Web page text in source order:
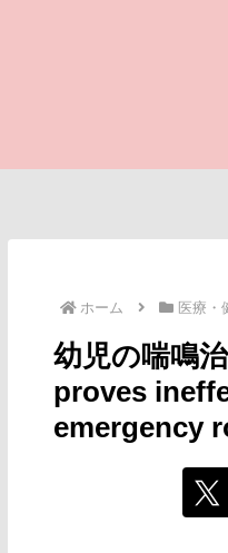
ホーム 医療・
幼児の喘鳴
proves
emergency